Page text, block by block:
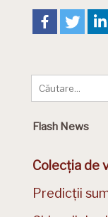
Flash News
Colecția de
Predicții